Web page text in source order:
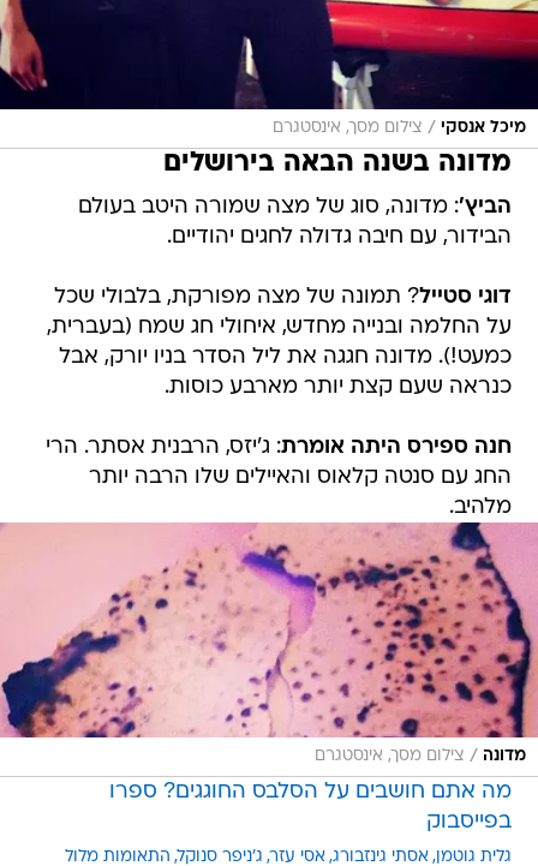
מיכל אנסקי / צילום מסך, אינסטגרם
מדונה בשנה הבאה בירושלים
הביץ': מדונה, סוג של מצה שמורה היטב בעולם
הבידור, עם חיבה גדולה לחגים יהודיים.
דוגי סטייל? תמונה של מצה מפורקת, בלבולי שכל
על החלמה ובנייה מחדש, איחולי חג שמח (בעברית,
כמעט!). מדונה חגגה את ליל הסדר בניו יורק, אבל
כנראה שעם קצת יותר מארבע כוסות.
חנה ספירס היתה אומרת: ג'יזס, הרבנית אסתר. הרי
החג עם סנטה קלאוס והאיילים שלו הרבה יותר
מלהיב.
מדונה / צילום מסך, אינסטגרם
מה אתם חושבים על הסלבס החוגגים? ספרו
בפייסבוק
גלית גוטמן אסתי גינזבורג אסי עזר ג'ניפר סנוקל התאומות מלול